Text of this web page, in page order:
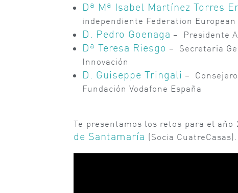
Dª Mª Isabel Martínez Torres
independiente Federation
D. Pedro Goenaga – Presidente
Dª Teresa Riesgo – Secretaria
Innovación
D. Guiseppe Tringali –
Fundación Vodafone España
Te presentamos los retos para el año
de Santamaría (Socia CuatreCasas).